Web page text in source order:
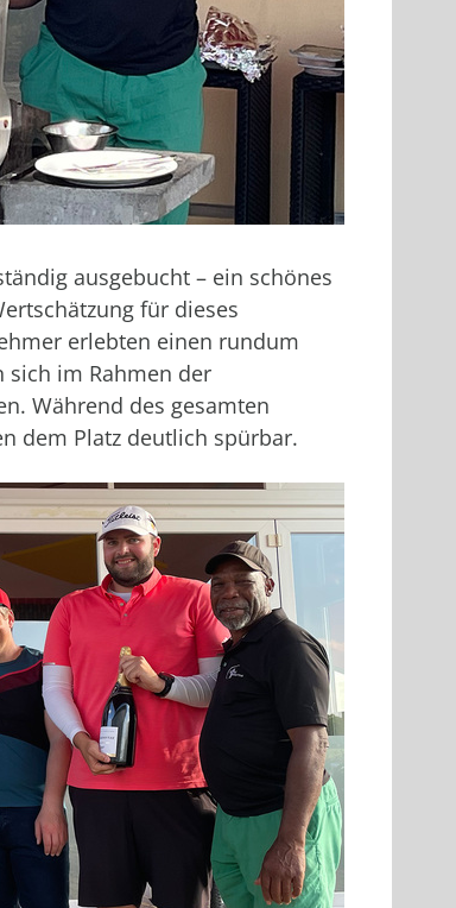
ausgebucht – ein schönes
für dieses
erlebten einen rundum
sich im Rahmen der
Während des gesamten
dem Platz deutlich spürbar.